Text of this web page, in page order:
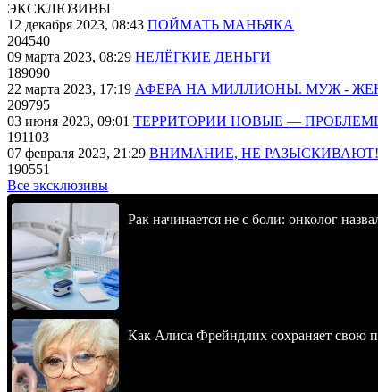
ЭКСКЛЮЗИВЫ
12 декабря 2023, 08:43 ПОЙМАТЬ МАНЬЯКА
204540
09 марта 2023, 08:29 НЕЛЁГКИЕ ДЕНЬГИ
189090
22 марта 2023, 17:19 АФЕРА НА МИЛЛИОНЫ. МУЖ -
209795
03 июня 2023, 09:01 ТЕРРИТОРИИ НОВЫЕ —
191103
07 февраля 2023, 21:29 ВНИМАНИЕ, НЕ РАЗЫСКИВАЮТ!
190551
Все эксклюзивы
Рак начинается не с боли: онколог
Как Алиса Фрейндлих сохраняет свою